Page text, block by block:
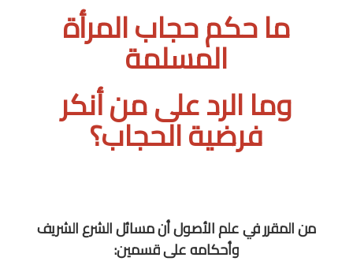
ما حكم حجاب المرأة
المسلمة
وما الرد على من أنكر
فرضية الحجاب؟
من المقرر في علم الأصول أن مسائل الشرع الشريف
وأحكامه على قسمين: